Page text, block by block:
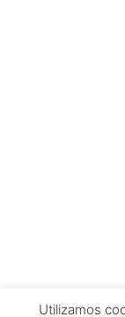
Utilizamos